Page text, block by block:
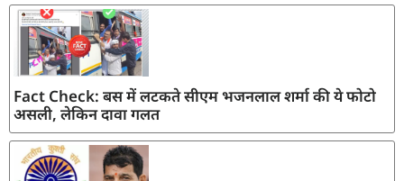
Fact Check: बस में लटकते सीएम भजनलाल शर्मा की ये फोटो
असली, लेकिन दावा गलत